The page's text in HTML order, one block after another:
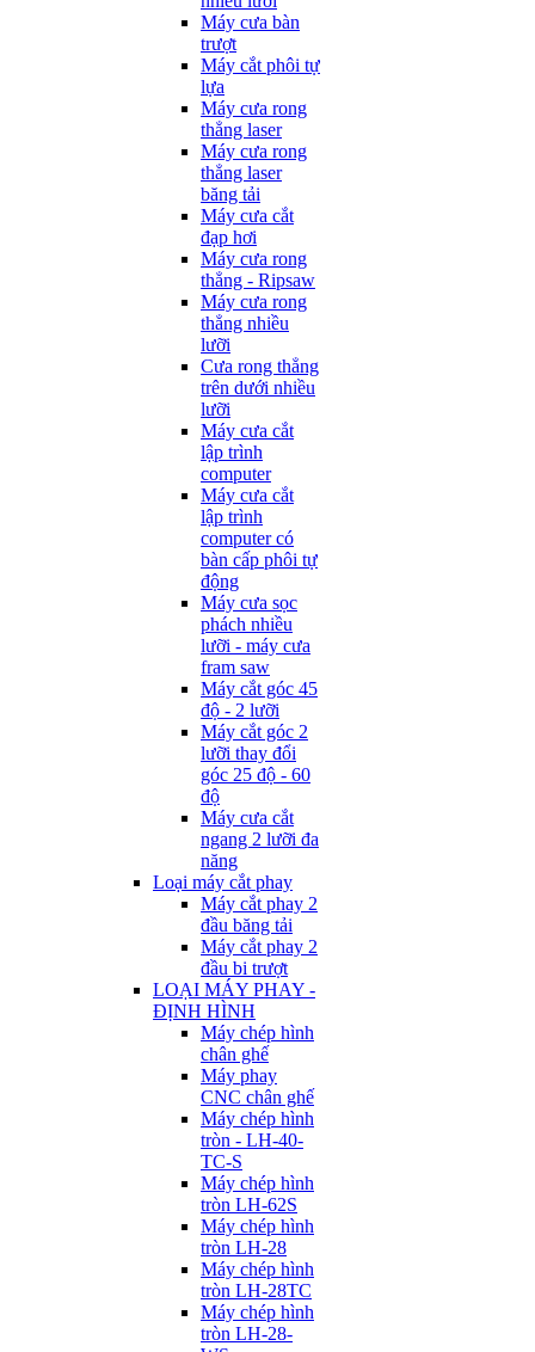
Máy cưa bàn
trượt
Máy cắt phôi tự
lựa
Máy cưa rong
thẳng laser
Máy cưa rong
thẳng laser
băng tải
Máy cưa cắt
đạp hơi
Máy cưa rong
thẳng - Ripsaw
Máy cưa rong
thẳng nhiều
lưỡi
Cưa rong thẳng
trên dưới nhiều
lưỡi
Máy cưa cắt
lập trình
computer
Máy cưa cắt
lập trình
computer có
bàn cấp phôi tự
động
Máy cưa sọc
phách nhiều
lưỡi - máy cưa
fram saw
Máy cắt góc 45
độ - 2 lưỡi
Máy cắt góc 2
lưỡi thay đổi
góc 25 độ - 60
độ
Máy cưa cắt
ngang 2 lưỡi đa
năng
Loại máy cắt phay
Máy cắt phay 2
đầu băng tải
Máy cắt phay 2
đầu bi trượt
LOẠI MÁY PHAY -
ĐỊNH HÌNH
Máy chép hình
chân ghế
Máy phay
CNC chân ghế
Máy chép hình
tròn - LH-40-
TC-S
Máy chép hình
tròn LH-62S
Máy chép hình
tròn LH-28
Máy chép hình
tròn LH-28TC
Máy chép hình
tròn LH-28-